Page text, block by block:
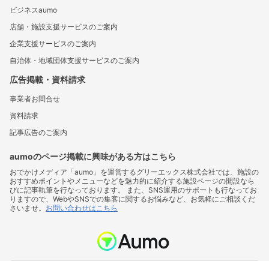
ビジネスaumo
店舗・施設支援サービスのご案内
企業支援サービスのご案内
自治体・地域団体支援サービスのご案内
広告掲載・資料請求
事業者お問合せ
資料請求
記事広告のご案内
aumoのページ掲載に興味がある方はこちら
おでかけメディア「aumo」を運営するグリーエックス株式会社では、施設の
おすすめポイントやメニューなどを魅力的に紹介する施設ページの開設なら
びに記事執筆を行なっております。 また、SNS運用のサポートも行なってお
りますので、WebやSNSでの集客に関するお悩みなど、お気軽にご相談くだ
さいませ。 お問い合わせはこちら